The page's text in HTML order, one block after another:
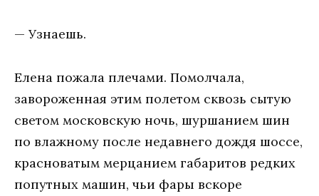
— Узнаешь.
Елена пожала плечами. Помолчала,
завороженная этим полетом сквозь сытую
светом московскую ночь, шуршанием шин
по влажному после недавнего дождя шоссе,
красноватым мерцанием габаритов редких
попутных машин, чьи фары вскоре